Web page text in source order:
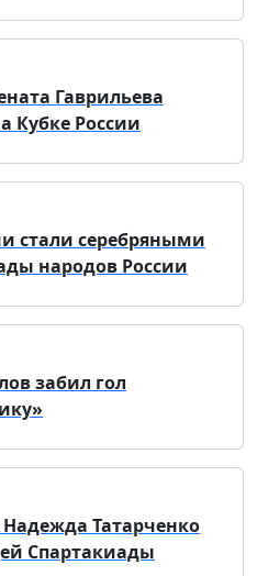
Гаврильева
Кубке России
стали серебряными
народов России
забил гол
Татарченко
Спартакиады